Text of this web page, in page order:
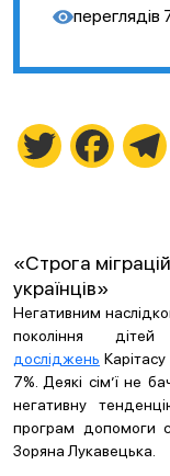
переглядів
Twitter
«Строга
українців»
Негативним
покоління
досліджень
7%. Деякі сім’ї не
негативну
програм допомоги
Зоряна Лукавецька.